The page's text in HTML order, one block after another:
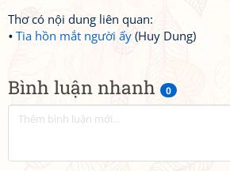
Bình luận nhanh 0
Thơ có nội dung liên quan:
Tia hồn mắt người ấy (Huy Dung)